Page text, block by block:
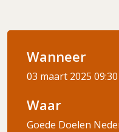
Wanneer
03 maart 2025
Waar
Goede Doelen